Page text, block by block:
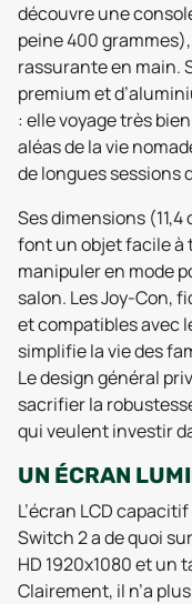
découvre une
peine 400
rassurante en main.
premium et
: elle voyage très
aléas de la vie
de longues sessions
Ses dimensions
font un objet facile à
manipuler en mode
salon. Les Joy-Con,
et compatibles avec
simplifie la vie des
Le design général
sacrifier la
qui veulent investir
UN ÉCRAN
L’écran LCD
Switch 2 a de quoi
HD 1920x1080 et un
Clairement, il n’a